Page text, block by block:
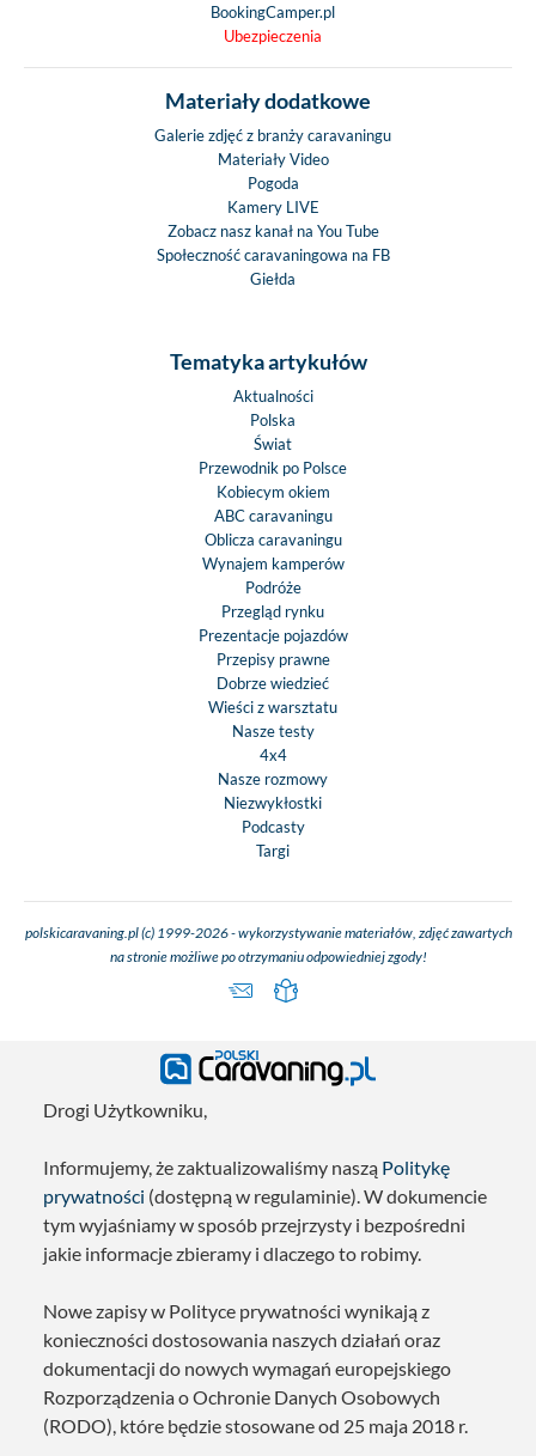
BookingCamper.pl
Ubezpieczenia
Materiały dodatkowe
Galerie zdjęć z branży caravaningu
Materiały Video
Pogoda
Kamery LIVE
Zobacz nasz kanał na You Tube
Społeczność caravaningowa na FB
Giełda
Tematyka artykułów
Aktualności
Polska
Świat
Przewodnik po Polsce
Kobiecym okiem
ABC caravaningu
Oblicza caravaningu
Wynajem kamperów
Podróże
Przegląd rynku
Prezentacje pojazdów
Przepisy prawne
Dobrze wiedzieć
Wieści z warsztatu
Nasze testy
4x4
Nasze rozmowy
Niezwykłostki
Podcasty
Targi
polskicaravaning.pl (c) 1999-2026 - wykorzystywanie materiałów, zdjęć zawartych
na stronie możliwe po otrzymaniu odpowiedniej zgody!
Drogi Użytkowniku,
Informujemy, że zaktualizowaliśmy naszą Politykę
prywatności (dostępną w regulaminie). W dokumencie
tym wyjaśniamy w sposób przejrzysty i bezpośredni
jakie informacje zbieramy i dlaczego to robimy.
Nowe zapisy w Polityce prywatności wynikają z
konieczności dostosowania naszych działań oraz
dokumentacji do nowych wymagań europejskiego
Rozporządzenia o Ochronie Danych Osobowych
(RODO), które będzie stosowane od 25 maja 2018 r.